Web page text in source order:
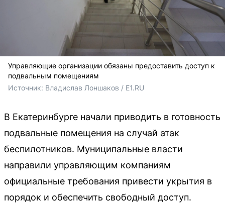
Управляющие организации обязаны предоставить доступ к
подвальным помещениям
Источник: Владислав Лоншаков / E1.RU
В Екатеринбурге начали приводить в готовность
подвальные помещения на случай атак
беспилотников. Муниципальные власти
направили управляющим компаниям
официальные требования привести укрытия в
порядок и обеспечить свободный доступ.